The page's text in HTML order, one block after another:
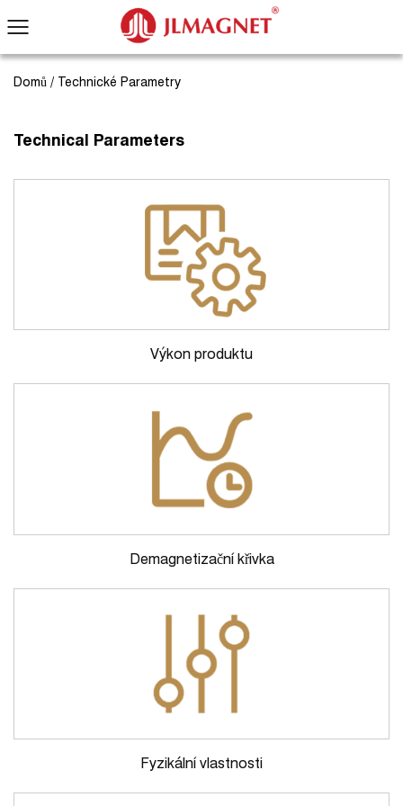
Domů / Technické Parametry
Technical Parameters
Výkon produktu
Demagnetizační křivka
Fyzikální vlastnosti